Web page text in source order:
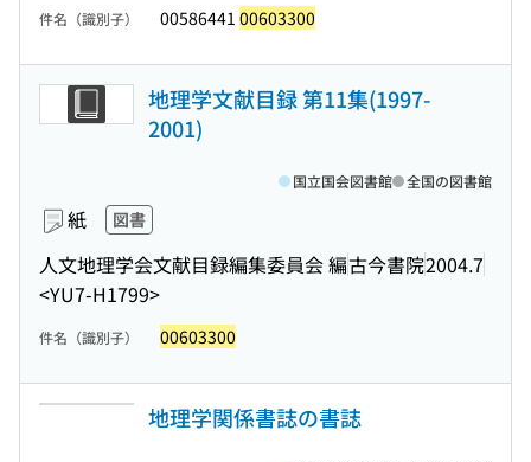
件名（識別子） 00586441 00603300
地理学文献目録 第11集(1997-
2001)
紙 図書
人文地理学会文献目録編集委員会 編古今書院2004.7
<YU7-H1799>
国立国会図書館 全国の図書館
件名（識別子） 00603300
地理学関係書誌の書誌